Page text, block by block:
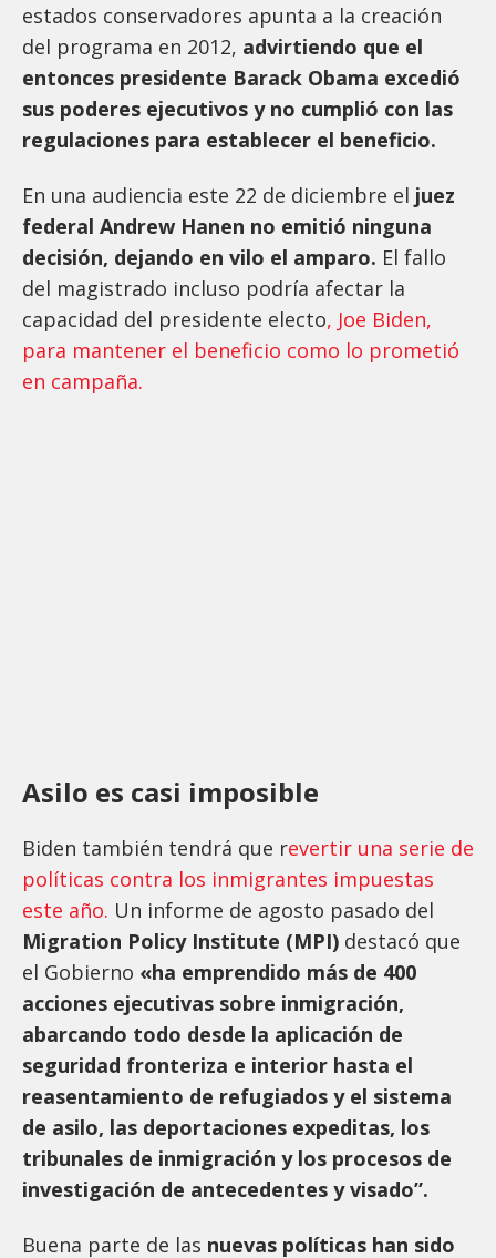
estados conservadores apunta a la creación
del programa en 2012, advirtiendo que el
entonces presidente Barack Obama excedió
sus poderes ejecutivos y no cumplió con las
regulaciones para establecer el beneficio.
En una audiencia este 22 de diciembre el juez
federal Andrew Hanen no emitió ninguna
decisión, dejando en vilo el amparo. El fallo
del magistrado incluso podría afectar la
capacidad del presidente electo, Joe Biden,
para mantener el beneficio como lo prometió
en campaña.
Asilo es casi imposible
Biden también tendrá que revertir una serie de
políticas contra los inmigrantes impuestas
este año. Un informe de agosto pasado del
Migration Policy Institute (MPI) destacó que
el Gobierno «ha emprendido más de 400
acciones ejecutivas sobre inmigración,
abarcando todo desde la aplicación de
seguridad fronteriza e interior hasta el
reasentamiento de refugiados y el sistema
de asilo, las deportaciones expeditas, los
tribunales de inmigración y los procesos de
investigación de antecedentes y visado”.
Buena parte de las nuevas políticas han sido